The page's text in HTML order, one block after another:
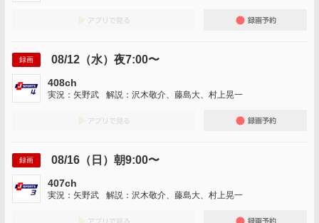
録画 08/12（水）夜7:00〜
408ch
実況：矢野武 解説：沢木敬介、藤島大、村上晃一
録画 08/16（日）朝9:00〜
407ch
実況：矢野武 解説：沢木敬介、藤島大、村上晃一